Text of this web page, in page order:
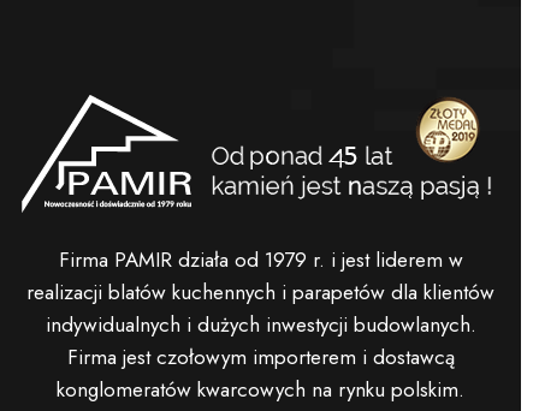
Firma PAMIR działa od 1979 r. i jest liderem w
realizacji blatów kuchennych i parapetów dla klientów
indywidualnych i dużych inwestycji budowlanych.
Firma jest czołowym importerem i dostawcą
konglomeratów kwarcowych na rynku polskim.